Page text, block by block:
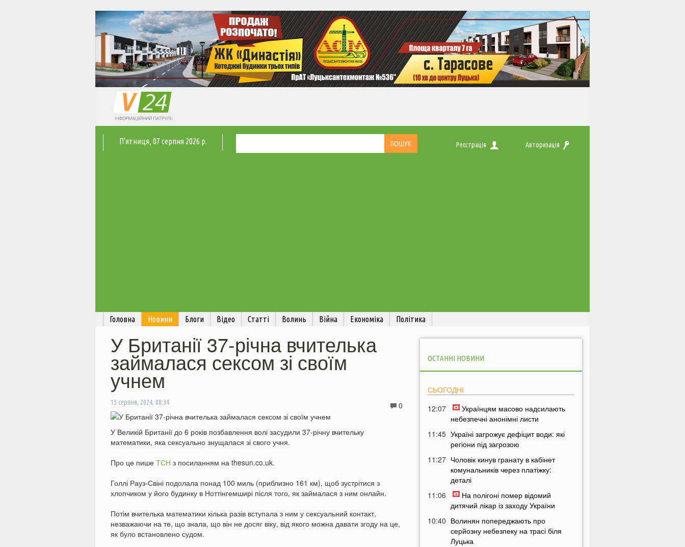
П'ятниця, 07 серпня 2026 р. Реєстрація Авторизація
Головна Новини Блоги Відео Статті Волинь Війна Економіка Політика
У Британії 37-річна вчителька
займалася сексом зі своїм
учнем
15 серпня, 2024, 08:34 0
У Великій Британії до 6 років позбавлення волі засудили 37-річну вчительку
математики, яка сексуально знущалася зі свого учня.
Про це пише ТСН з посиланням на thesun.co.uk.
Голлі Рауз-Свіні подолала понад 100 миль (приблизно 161 км), щоб зустрітися з
хлопчиком у його будинку в Ноттінгемширі після того, як займалася з ним онлайн.
Потім вчителька математики кілька разів вступала з ним у сексуальний контакт,
незважаючи на те, що знала, що він не досяг віку, від якого можна давати згоду на це,
як було встановлено судом.
ОСТАННІ НОВИНИ
СЬОГОДНІ
12:07
Українцям масово надсилають
небезпечні анонімні листи
11:45 Україні загрожує дефіцит води: які
регіони під загрозою
11:27 Чоловік кинув гранату в кабінет
комунальників через платіжку:
деталі
11:06
На полігоні помер відомий
дитячий лікар із заходу України
10:40 Волинян попереджають про
серйозну небезпеку на трасі біля
Луцька